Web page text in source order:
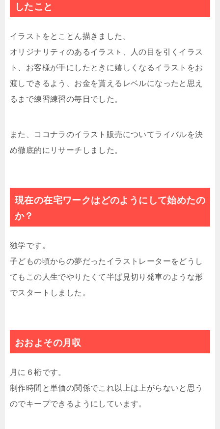
したこと
イラストをとことん描きました。
オリジナリティのあるイラスㇳ、人の目を引くイラス
ト、お客様が手にしたときに嬉しくなるイラストをお
渡しできるよう、お金を貰えるレベルになったと思え
るまで練習練習の毎日でした。
また、ココナラのイラスト販売についてライバルを決
め徹底的にリサーチしました。
現在の在宅ワークはどのようにして始めたの
か？
独学です。
子どもの頃からの夢だったイラストレーターをどうし
てもこの人生でやりたくて半ば見切り発車のような形
でスタートしました。
おおよその月収
月に６桁です。
制作時間と単価の関係でこれ以上は上がらないと思う
のでキープできるようにしています。